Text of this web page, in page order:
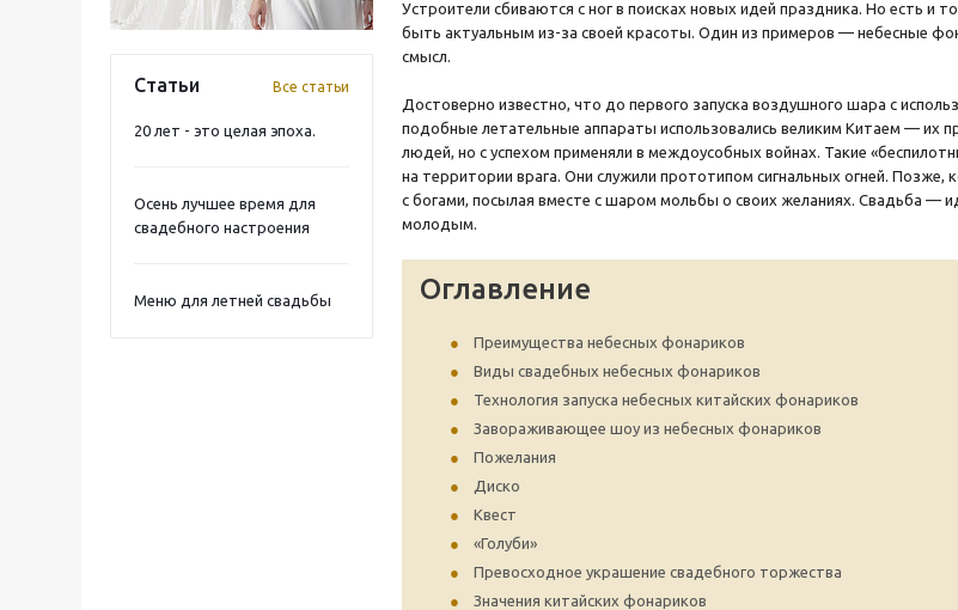
Статьи Все статьи
20 лет - это целая эпоха.
Осень лучшее время для
свадебного настроения
Меню для летней свадьбы
Устроители сбиваются с ног в поисках новых идей праздника. Но есть и
быть актуальным из-за своей красоты. Один из примеров — небесные
смысл.
Достоверно известно, что до первого запуска воздушного шара с
подобные летательные аппараты использовались великим Китаем — их
людей, но с успехом применяли в междоусобных войнах. Такие
на территории врага. Они служили прототипом сигнальных огней. Позже,
с богами, посылая вместе с шаром мольбы о своих желаниях. Свадьба —
молодым.
Оглавление
Преимущества небесных фонариков
Виды свадебных небесных фонариков
Технология запуска небесных китайских фонариков
Завораживающее шоу из небесных фонариков
Пожелания
Диско
Квест
«Голуби»
Превосходное украшение свадебного торжества
Значения китайских фонариков